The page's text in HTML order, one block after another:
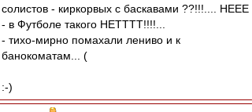
солистов - киркорвых с баскавами ??!!!.... НЕЕЕ
- в Футболе такого НЕТТТТ!!!!...
- тихо-мирно помахали лениво и к
банокоматам... (
:-)